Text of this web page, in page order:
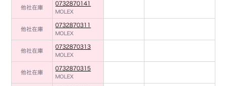
他社在庫
0732870141
MOLEX
他社在庫
0732870311
MOLEX
他社在庫
0732870313
MOLEX
他社在庫
0732870315
MOLEX